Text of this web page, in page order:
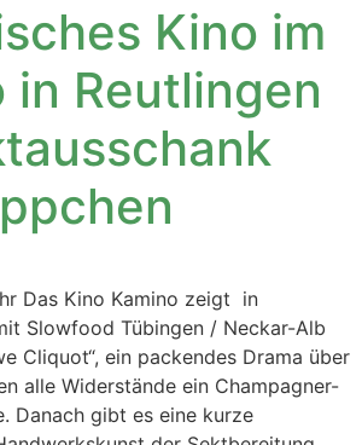
Kino im
in Reutlingen
Das Kino Kamino zeigt in
Slowfood Tübingen / Neckar-Alb
Cliquot“, ein packendes Drama über
alle Widerstände ein Champagner-
Danach gibt es eine kurze